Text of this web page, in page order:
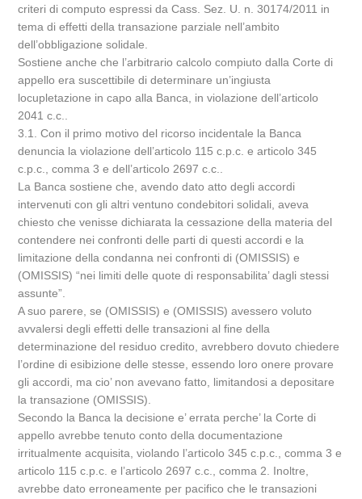
criteri di computo espressi da Cass. Sez. U. n. 30174/2011 in
tema di effetti della transazione parziale nell’ambito
dell’obbligazione solidale.
Sostiene anche che l’arbitrario calcolo compiuto dalla Corte di
appello era suscettibile di determinare un’ingiusta
locupletazione in capo alla Banca, in violazione dell’articolo
2041 c.c..
3.1. Con il primo motivo del ricorso incidentale la Banca
denuncia la violazione dell’articolo 115 c.p.c. e articolo 345
c.p.c., comma 3 e dell’articolo 2697 c.c..
La Banca sostiene che, avendo dato atto degli accordi
intervenuti con gli altri ventuno condebitori solidali, aveva
chiesto che venisse dichiarata la cessazione della materia del
contendere nei confronti delle parti di questi accordi e la
limitazione della condanna nei confronti di (OMISSIS) e
(OMISSIS) “nei limiti delle quote di responsabilita’ dagli stessi
assunte”.
A suo parere, se (OMISSIS) e (OMISSIS) avessero voluto
avvalersi degli effetti delle transazioni al fine della
determinazione del residuo credito, avrebbero dovuto chiedere
l’ordine di esibizione delle stesse, essendo loro onere provare
gli accordi, ma cio’ non avevano fatto, limitandosi a depositare
la transazione (OMISSIS).
Secondo la Banca la decisione e’ errata perche’ la Corte di
appello avrebbe tenuto conto della documentazione
irritualmente acquisita, violando l’articolo 345 c.p.c., comma 3 e
articolo 115 c.p.c. e l’articolo 2697 c.c., comma 2. Inoltre,
avrebbe dato erroneamente per pacifico che le transazioni